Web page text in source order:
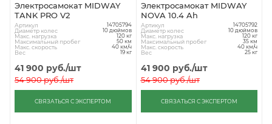
Электросамокат MIDWAY
TANK PRO V2
Артикул 14705794
Диаметр колес 10 дюймов
Макс. нагрузка 120 кг
Максимальный пробег 50 км
Макс. скорость 40 км/ч
Вес 19 кг
41 900 руб./шт
54 900руб./шт
СВЯЗАТЬСЯ С ЭКСПЕРТОМ
Электросамокат MIDWAY
NOVA 10.4 Ah
Артикул 14705792
Диаметр колес 10 дюймов
Макс. нагрузка 120 кг
Максимальный пробег 35 км
Макс. скорость 40 км/ч
Вес 25 кг
41 900 руб./шт
54 900руб./шт
СВЯЗАТЬСЯ С ЭКСПЕРТОМ